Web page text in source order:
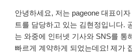
안녕하세요, 저는 pageone 대표이
트를 담당하고 있는 김현정입니다.
는 와중에 인터넷 기사와 SNS를 통
빠르게 계약하게 되었는데요! 제가